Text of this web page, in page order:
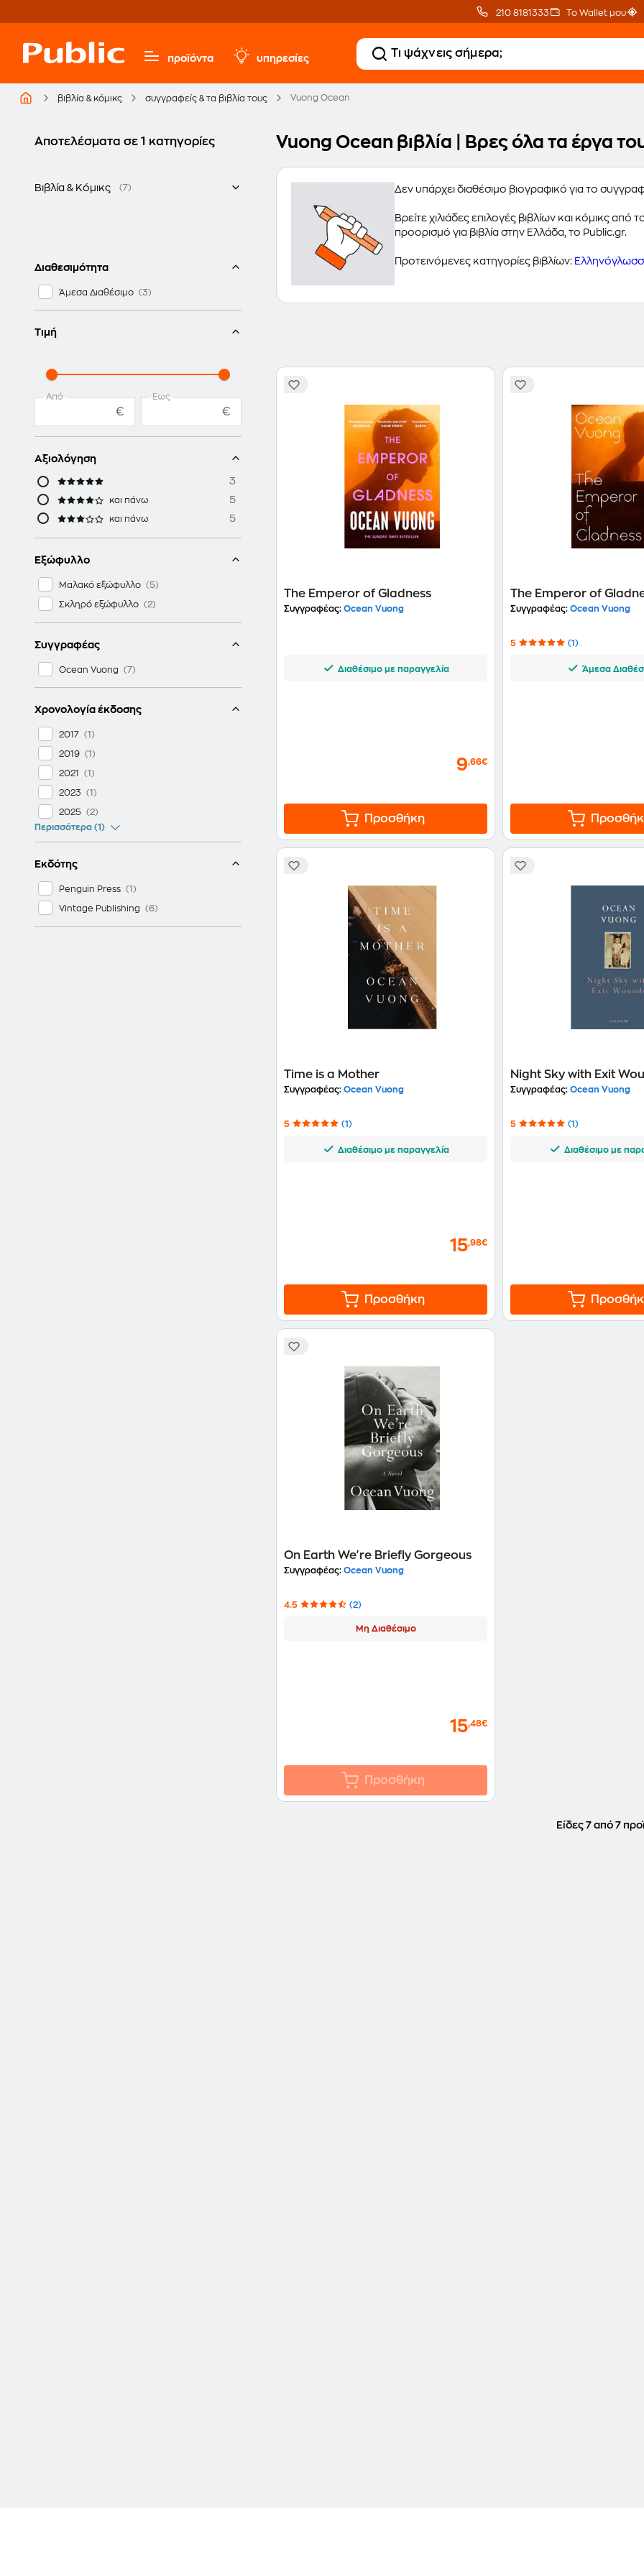
210 8181333 Το Wallet μου
προϊόντα υπηρεσίες
βιβλία & κόμικς συγγραφείς & τα βιβλία τους Vuong Ocean
Αποτελέσματα σε 1 κατηγορίες
Βιβλία & Κόμικς (7)
Διαθεσιμότητα
Άμεσα Διαθέσιμο
Τιμή
Από
€
Έως
€
Αξιολόγηση
3
και πάνω 5
και πάνω 5
Εξώφυλλο
Μαλακό εξώφυλλο
Σκληρό εξώφυλλο
Συγγραφέας
Ocean Vuong
Χρονολογία έκδοσης
2017
2019
2021
2023
2025
Περισσότερα (1)
Εκδότης
Penguin Press
Vintage Publishing
Vuong Ocean βιβλία | Βρες όλα τα έργα
Δεν υπάρχει διαθέσιμο βιογραφικό για το
Βρείτε χιλιάδες επιλογές βιβλίων και κόμικς
προορισμό για βιβλία στην Ελλάδα, το Public.gr.
Προτεινόμενες κατηγορίες βιβλίων:
The Emperor of Gladness
Συγγραφέας: Ocean Vuong
Διαθέσιμο με παραγγελία
9,66€
Προσθήκη
The Emperor of
Συγγραφέας: Ocean Vuong
5 (1)
Άμεσα
Time is a Mother
Συγγραφέας: Ocean Vuong
5 (1)
Διαθέσιμο με παραγγελία
15,98€
Προσθήκη
Night Sky with Exit
Συγγραφέας: Ocean Vuong
5 (1)
Διαθέσιμο με
On Earth We're Briefly Gorgeous
Συγγραφέας: Ocean Vuong
4.5 (2)
Μη Διαθέσιμο
15,48€
Προσθήκη
Είδες 7 από 7